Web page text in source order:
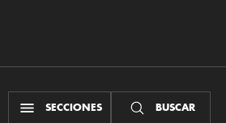
SECCIONES BUSCAR